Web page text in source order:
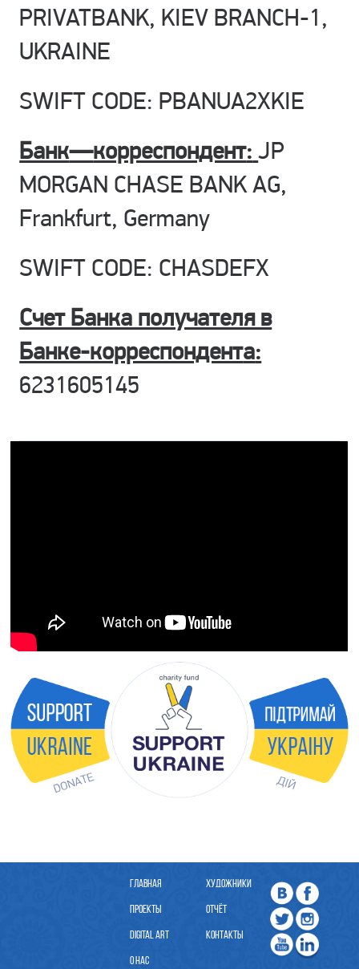
PRIVATBANK, KIEV BRANCH-1,
UKRAINE
SWIFT CODE: PBANUA2XKIE
Банк—корреспондент: JP
MORGAN CHASE BANK AG,
Frankfurt, Germany
SWIFT CODE: CHASDEFX
Счет Банка получателя в
Банке-корреспондента:
6231605145
ГЛАВНАЯ ХУДОЖНИКИ
ПРОЕКТЫ ОТЧЁТ
DIGITAL ART КОНТАКТЫ
О НАС